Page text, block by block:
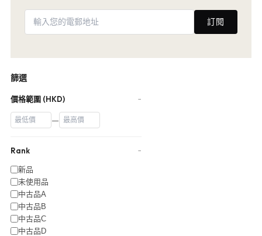
訂閱
篩選
價格範圍 (HKD) −
—
Rank −
新品
未使用品
中古品A
中古品B
中古品C
中古品D